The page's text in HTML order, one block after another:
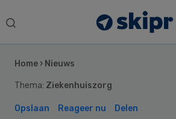
Search
Home › Nieuws
Thema: Ziekenhuiszorg
Opslaan Reageer nu Delen
Sidebar